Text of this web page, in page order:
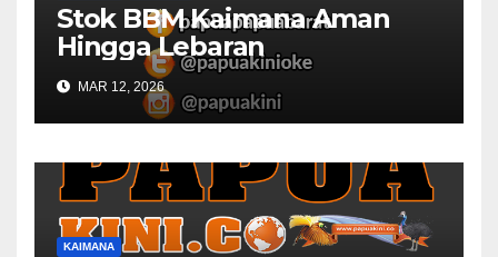
Stok BBM Kaimana Aman
Hingga Lebaran
MAR 12, 2026
KAIMANA